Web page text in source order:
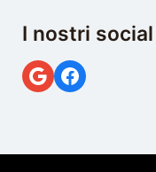
I nostri social
GoogleFacebook